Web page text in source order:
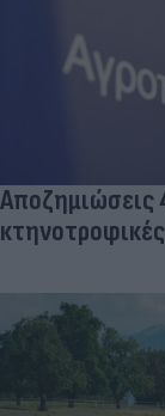
Αποζημιώσεις